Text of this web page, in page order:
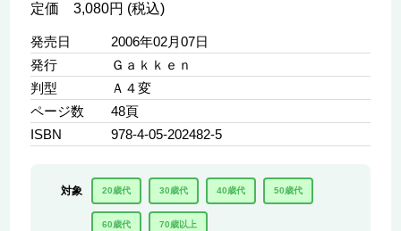
定価 3,080円 (税込)
発売日
2006年02月07日
発行
Ｇａｋｋｅｎ
判型
Ａ４変
ページ数
48頁
ISBN
978-4-05-202482-5
対象 20歳代 30歳代 40歳代 50歳代
60歳代 70歳以上